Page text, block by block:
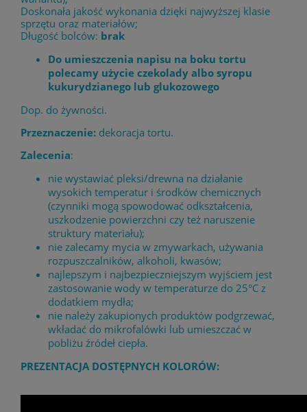
Doskonała jakość wykonania dzięki najwyższej klasie
sprzętu oraz materiałów;
Długość bolców: brak
Do umieszczenia napisu na boku tortu
polecamy użycie czekolady albo syropu
kukurydzianego lub glukozowego
Dop. do żywności.
Przeznaczenie: dekoracja tortu.
Zalecenia:
nie wystawiać pleksi/drewna na działanie
wysokich temperatur i środków chemicznych
(czynniki mogą spowodować odkształcenia,
uszkodzenie powierzchni czy też naruszenie
struktury materiału);
nie zalecamy mycia w zmywarkach, używania
rozpuszczalników, alkoholi, kwasów;
najlepszym i najbezpieczniejszym wyjściem jest
zastosowanie wody w temperaturze do 25°C z
dodatkiem mydła;
nie należy zakupionych produktów podgrzewać,
wkładać do mikrofalówki lub umieszczać w
pobliżu źródeł ciepła.
PREZENTACJA DOSTĘPNYCH KOLORÓW: